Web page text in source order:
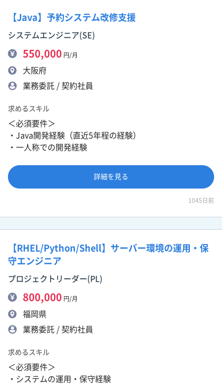
【Java】予約システム改修支援
システムエンジニア(SE)
550,000 円/月
大阪府
業務委託 / 契約社員
求めるスキル
＜必須要件＞
・Java開発経験（直近5年程の経験）
・一人称での開発経験
詳細を見る
1045日前
【RHEL/Python/Shell】サーバー環境の運用・保
守エンジニア
プロジェクトリーダー(PL)
800,000 円/月
福岡県
業務委託 / 契約社員
求めるスキル
＜必須要件＞
・システムの運用・保守経験